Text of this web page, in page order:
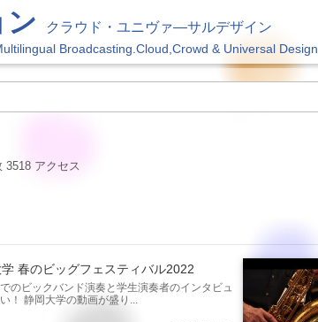
ン クラウド・ユニヴァ―サルデザイン
Broadcasting.Cloud,Crowd & Universal Design
3518 アクセス
春のビッグフェスティバル2022
のビックバンド演奏と学生演奏者のインタビュ
！ 静岡大学の動画が盛り...